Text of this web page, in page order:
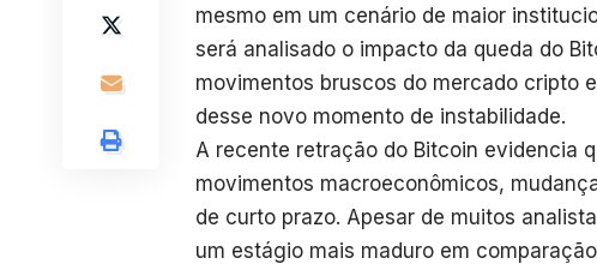
mesmo em um cenário de maior
será analisado o impacto da queda do
movimentos bruscos do mercado cripto
desse novo momento de instabilidade.
A recente retração do Bitcoin evidencia
movimentos macroeconômicos,
de curto prazo. Apesar de muitos
um estágio mais maduro em